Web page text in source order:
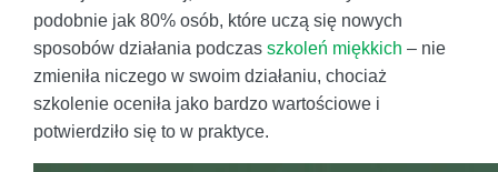
podobnie jak 80% osób, które uczą się nowych
sposobów działania podczas szkoleń miękkich – nie
zmieniła niczego w swoim działaniu, chociaż
szkolenie oceniła jako bardzo wartościowe i
potwierdziło się to w praktyce.